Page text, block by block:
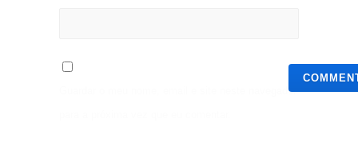
Guardar o meu nome, email e site neste navegador